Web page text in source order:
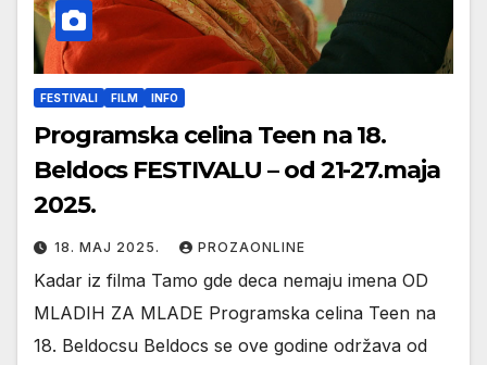
FESTIVALI FILM INFO
Programska celina Teen na 18.
Beldocs FESTIVALU – od 21-27.maja
2025.
18. МАЈ 2025. PROZAONLINE
Kadar iz filma Tamo gde deca nemaju imena OD
MLADIH ZA MLADE Programska celina Teen na
18. Beldocsu Beldocs se ove godine održava od